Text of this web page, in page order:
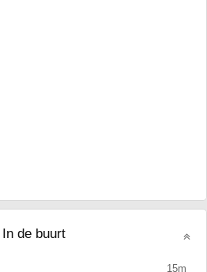
In de buurt
15m